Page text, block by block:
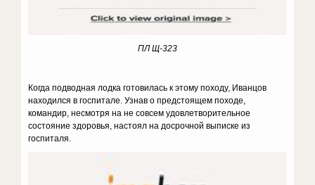
ПЛ Щ-323
Когда подводная лодка готовилась к этому походу, Иванцов
находился в госпитале. Узнав о предстоящем походе,
командир, несмотря на не совсем удовлетворительное
состояние здоровья, настоял на досрочной выписке из
госпиталя.